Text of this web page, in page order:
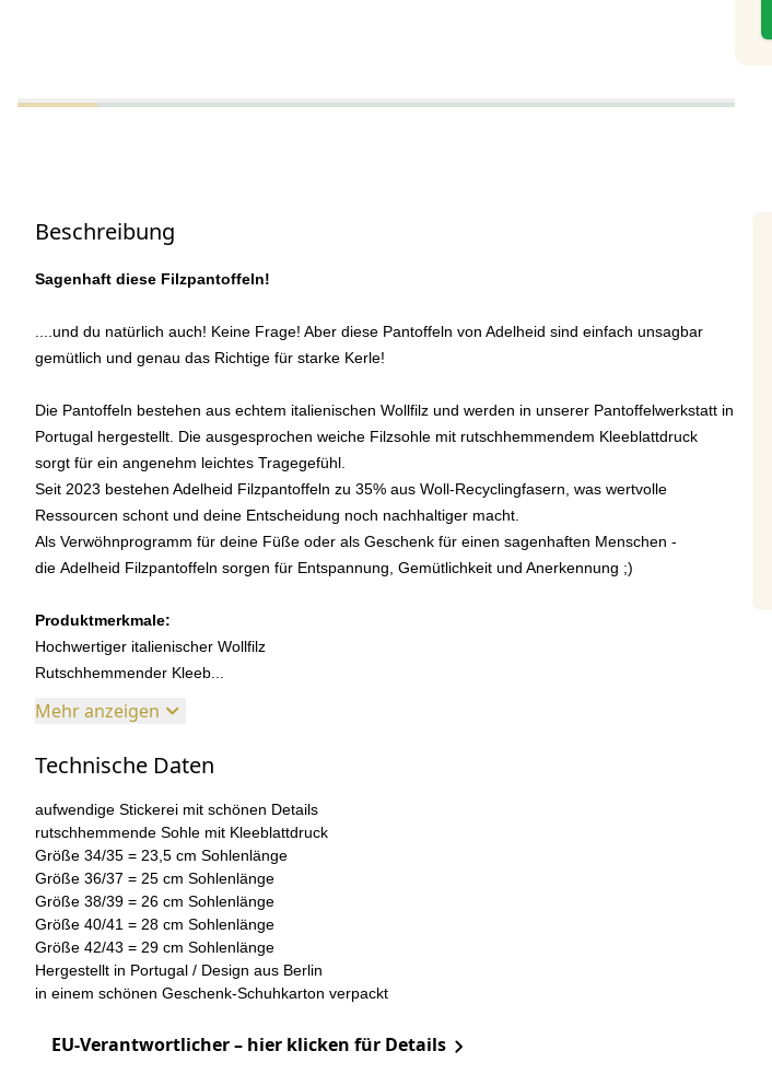
Beschreibung
Sagenhaft diese Filzpantoffeln!
....und du natürlich auch! Keine Frage! Aber diese Pantoffeln von Adelheid sind einfach unsagbar
gemütlich und genau das Richtige für starke Kerle!
Die Pantoffeln bestehen aus echtem italienischen Wollfilz und werden in unserer Pantoffelwerkstatt in
Portugal hergestellt. Die ausgesprochen weiche Filzsohle mit rutschhemmendem Kleeblattdruck
sorgt für ein angenehm leichtes Tragegefühl.
Seit 2023 bestehen Adelheid Filzpantoffeln zu 35% aus Woll-Recyclingfasern, was wertvolle
Ressourcen schont und deine Entscheidung noch nachhaltiger macht.
Als Verwöhnprogramm für deine Füße oder als Geschenk für einen sagenhaften Menschen -
die Adelheid Filzpantoffeln sorgen für Entspannung, Gemütlichkeit und Anerkennung ;)
Produktmerkmale:
Hochwertiger italienischer Wollfilz
Rutschhemmender Kleeb...
Mehr anzeigen
Technische Daten
aufwendige Stickerei mit schönen Details
rutschhemmende Sohle mit Kleeblattdruck
Größe 34/35 = 23,5 cm Sohlenlänge
Größe 36/37 = 25 cm Sohlenlänge
Größe 38/39 = 26 cm Sohlenlänge
Größe 40/41 = 28 cm Sohlenlänge
Größe 42/43 = 29 cm Sohlenlänge
Hergestellt in Portugal / Design aus Berlin
in einem schönen Geschenk-Schuhkarton verpackt
EU-Verantwortlicher – hier klicken für Details